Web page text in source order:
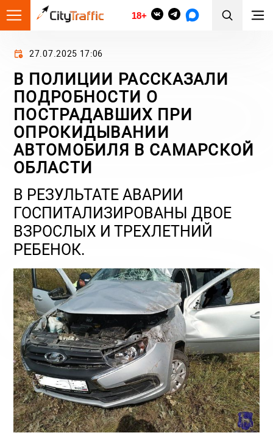
18+
27.07.2025 17:06
В ПОЛИЦИИ РАССКАЗАЛИ
ПОДРОБНОСТИ О
ПОСТРАДАВШИХ ПРИ
ОПРОКИДЫВАНИИ
АВТОМОБИЛЯ В САМАРСКОЙ
ОБЛАСТИ
В РЕЗУЛЬТАТЕ АВАРИИ
ГОСПИТАЛИЗИРОВАНЫ ДВОЕ
ВЗРОСЛЫХ И ТРЕХЛЕТНИЙ
РЕБЕНОК.